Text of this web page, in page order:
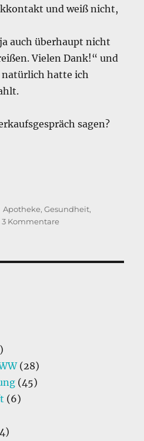
und weiß nicht,
auch überhaupt nicht
Vielen Dank!“ und
natürlich hatte ich
sagen?
Apotheker.“
Schlagwörter
Apotheke,Gesundheit,
3 Kommentarezu
(28)
(45)
(6)